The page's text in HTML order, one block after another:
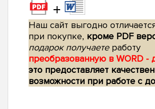
+
Наш сайт выгодно
при покупке, кроме PDF
подарок получаетеработу
преобразованную в WORD -
это предоставляет
возможности при работе с